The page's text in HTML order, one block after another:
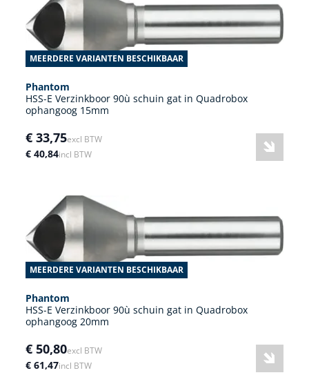
MEERDERE VARIANTEN BESCHIKBAAR
Phantom
HSS-E Verzinkboor 90ù schuin gat in Quadrobox
ophangoog 15mm
€ 33,75excl BTW
€ 40,84incl BTW
MEERDERE VARIANTEN BESCHIKBAAR
Phantom
HSS-E Verzinkboor 90ù schuin gat in Quadrobox
ophangoog 20mm
€ 50,80excl BTW
€ 61,47incl BTW